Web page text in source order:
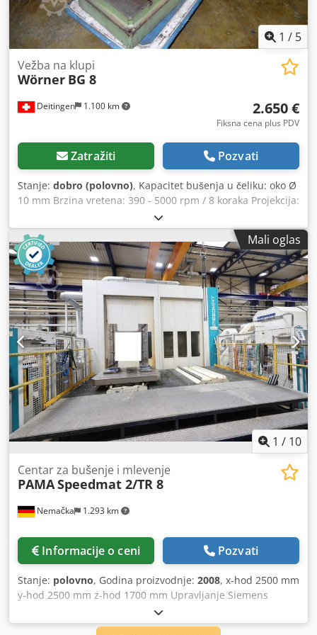
1 / 5
Deitingen 1.100 km
Vežba na klupi
Wörner BG 8
2.650 €
Fiksna cena plus PDV
Zatražiti Pozvati
Stanje: dobro (polovno), Kapacitet bušenja u čeliku: oko Ø
10 mm Brzina vretena: 390 - 5000 rpm / 8 koraka Projekcija:
180 mm Držač alata: MK 2 Quill potez: 70 mm Površina za
stezanje stola: 240 x 220 mm Težina: oko 80 kg Dimenzije
W x D x H: oko 400 x 500 x 800 mm Djdorypb Sopfx Af Rock
bez auta!
Mali oglas
1 / 10
Nemačka 1.293 km
Centar za bušenje i mlevenje
PAMASpeedmat 2/TR 8
Informacije o ceni Pozvati
Stanje: polovno, Godina proizvodnje: 2008, x-hod 2500 mm
y-hod 2500 mm z-hod 1700 mm Upravljanje Siemens
Sinumerik 840 D maksimalna težina obratka 6000 kg
prečnik vretena 130 mm hod pinole 700 mm prihvat alata